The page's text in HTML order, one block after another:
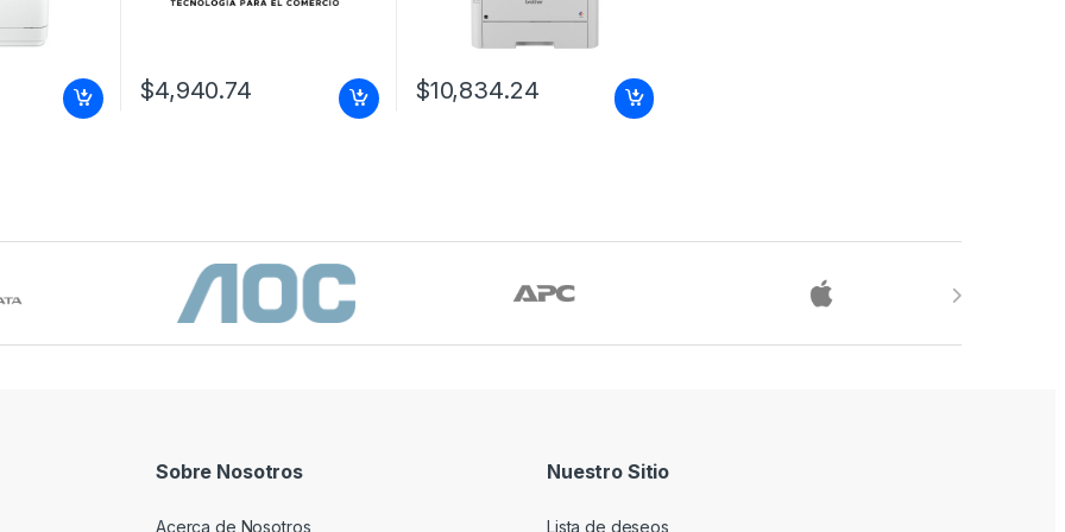
de
Hasta
$4,940.74 $10,834.24
Sobre Nosotros
Acerca de Nosotros
Nuestro Sitio
Lista de deseos